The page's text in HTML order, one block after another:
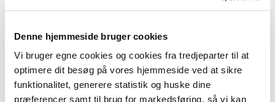
Denne hjemmeside bruger cookies
Vi bruger egne cookies og cookies fra tredjeparter til at
optimere dit besøg på vores hjemmeside ved at sikre
funktionalitet, generere statistik og huske dine
præferencer samt til brug for markedsføring, så vi kan
• Anvendelse og transfer
• Undervisningsmiljø – gruppen som læringsrum
Bogen henvender sig til alle, der beskæftiger sig
med undervisning af voksne inden for
folkeoplysning, almen voksenundervisning,